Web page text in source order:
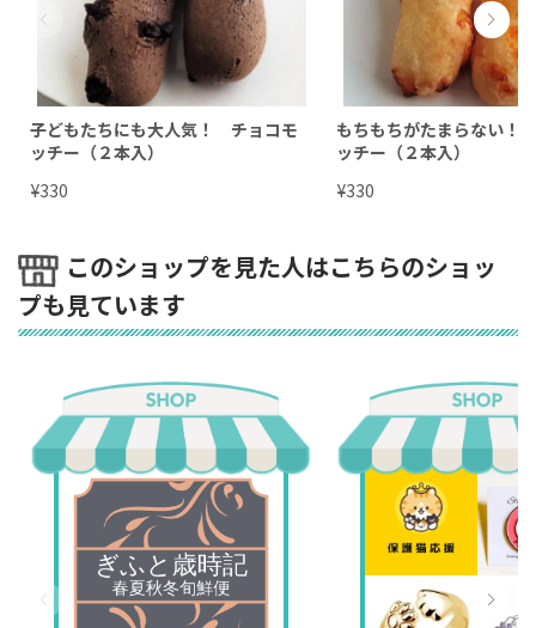
子どもたちにも大人気！ チョコモ
ッチー（２本入）
¥330
もちもちがたまらない！
ッチー（２本入）
¥330
このショップを見た人はこちらのショッ
プも見ています